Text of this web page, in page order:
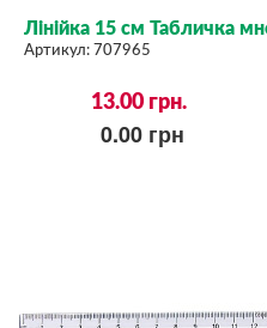
Лінійка 15 см Табличка
Артикул:707965
13.00грн.
0.00грн